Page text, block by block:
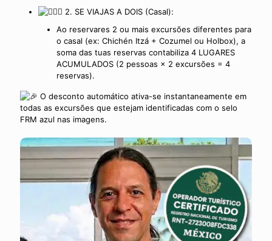
2. SE VIAJAS A DOIS (Casal):
Ao reservares 2 ou mais excursões diferentes para
o casal (ex: Chichén Itzá + Cozumel ou Holbox), a
soma das tuas reservas contabiliza 4 LUGARES
ACUMULADOS (2 pessoas × 2 excursões = 4
reservas).
O desconto automático ativa-se instantaneamente em
todas as excursões que estejam identificadas com o selo
FRM azul nas imagens.